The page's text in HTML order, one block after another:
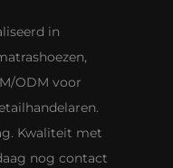
in
ODM voor
Kwaliteit met
nog contact